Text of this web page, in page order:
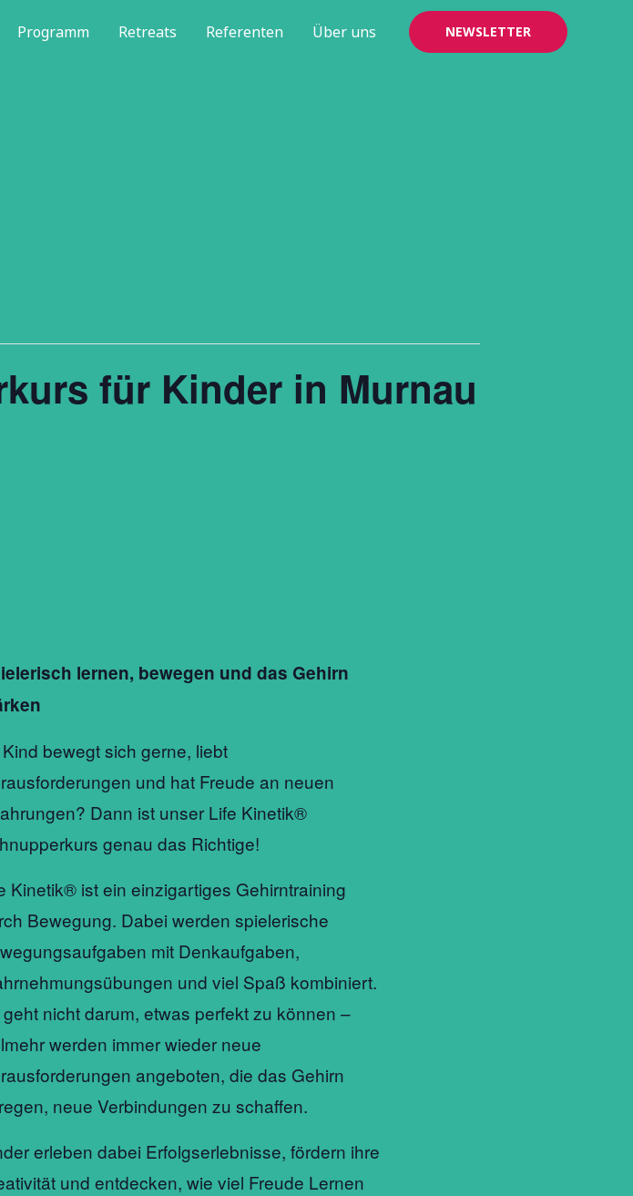
Programm Retreats Referenten Über uns NEWSLETTER
für Kinder in Murnau
lernen, bewegen und das Gehirn
Kind bewegt sich gerne, liebt
und hat Freude an neuen
Dann ist unser Life Kinetik®
genau das Richtige!
Kinetik® ist ein einzigartiges Gehirntraining
Bewegung. Dabei werden spielerische
mit Denkaufgaben,
und viel Spaß kombiniert.
nicht darum, etwas perfekt zu können –
werden immer wieder neue
angeboten, die das Gehirn
neue Verbindungen zu schaffen.
erleben dabei Erfolgserlebnisse, fördern ihre
und entdecken, wie viel Freude Lernen